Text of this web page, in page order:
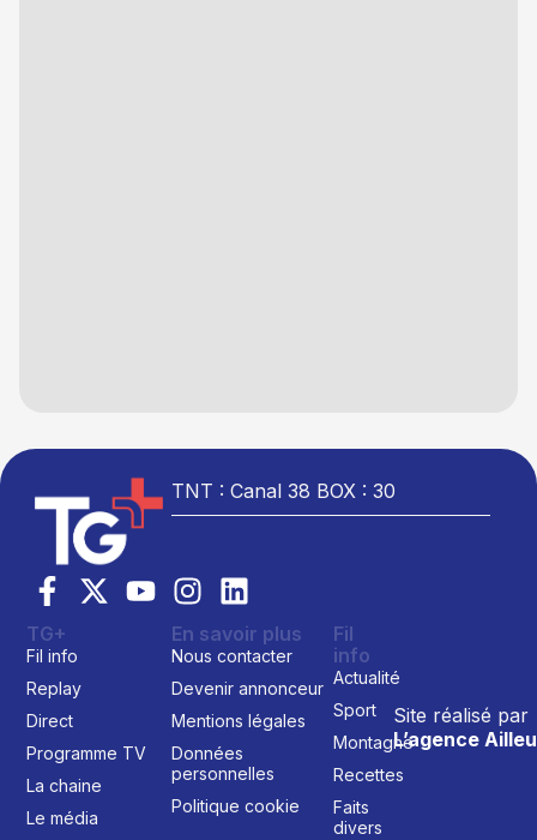
TNT : Canal 38 BOX : 30
Site réalisé par
L’agence
TG+
Fil info
Replay
Direct
Programme TV
La chaine
Le média
En savoir plus
Nous contacter
Devenir annonceur
Mentions légales
Données
personnelles
Politique cookie
Fil
info
Actualité
Sport
Montagne
Recettes
Faits
divers